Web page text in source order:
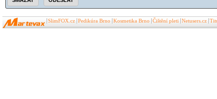
SlimFOX.cz Pedikúra Brno Kosmetika Brno Čištění pleti Netusers.cz